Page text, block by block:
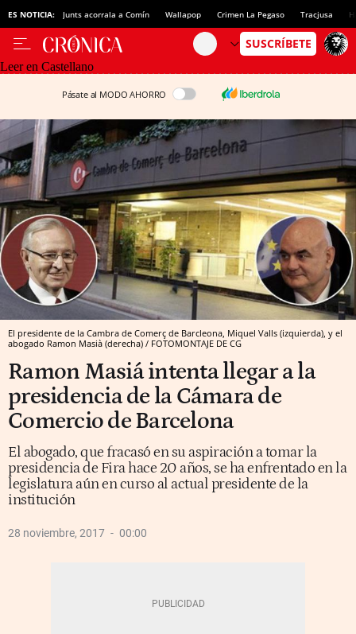
ES NOTICIA: Junts acorrala a Comín Wallapop Crimen La Pegaso Tracjusa
Leer en Castellano
Pásate al MODO AHORRO
El presidente de la Cambra de Comerç de Barcleona, Miquel Valls (izquierda), y el
abogado Ramon Masià (derecha) / FOTOMONTAJE DE CG
Ramon Masiá intenta llegar a la
presidencia de la Cámara de
Comercio de Barcelona
El abogado, que fracasó en su aspiración a tomar la
presidencia de Fira hace 20 años, se ha enfrentado en la
legislatura aún en curso al actual presidente de la
institución
28 noviembre, 2017 00:00